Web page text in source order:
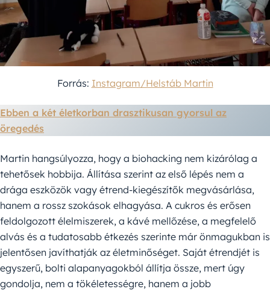
Forrás: Instagram/Helstáb Martin
Ebben a két életkorban drasztikusan gyorsul az
öregedés
Martin hangsúlyozza, hogy a biohacking nem kizárólag a
tehetősek hobbija. Állítása szerint az első lépés nem a
drága eszközök vagy étrend-kiegészítők megvásárlása,
hanem a rossz szokások elhagyása. A cukros és erősen
feldolgozott élelmiszerek, a kávé mellőzése, a megfelelő
alvás és a tudatosabb étkezés szerinte már önmagukban is
jelentősen javíthatják az életminőséget. Saját étrendjét is
egyszerű, bolti alapanyagokból állítja össze, mert úgy
gondolja, nem a tökéletességre, hanem a jobb